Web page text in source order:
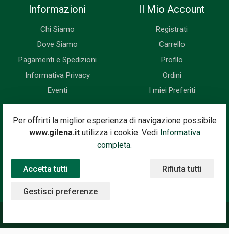
Per offrirti la miglior esperienza di navigazione possibile
www.gilena.itutilizza i cookie. Vedi Informativa
completa.
Accetta tutti Rifiuta tutti
Gestisci preferenze
Informazioni
Chi Siamo
Dove Siamo
Pagamenti e Spedizioni
Informativa Privacy
Eventi
Il Mio Account
Registrati
Carrello
Profilo
Ordini
I miei Preferiti
Newsletter
Iscriviti subito alla nostra newsletter. Riceverai prima di tutti le
novità, le offerte, i prossimi eventi...
Indirizzo Email
Iscriviti